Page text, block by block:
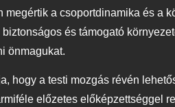
a csoportdinamika és a
és támogató
önmagukat.
hogy a testi mozgás révén
előzetes előképzettséggel